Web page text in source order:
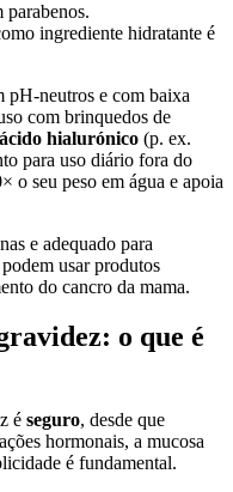
parabenos.
ingrediente hidratante é
pH-neutros e com baixa
com brinquedos de
hialurónico (p. ex.
para uso diário fora do
o seu peso em água e apoia
e adequado para
usar produtos
do cancro da mama.
o que é
é seguro, desde que
hormonais, a mucosa
é fundamental.